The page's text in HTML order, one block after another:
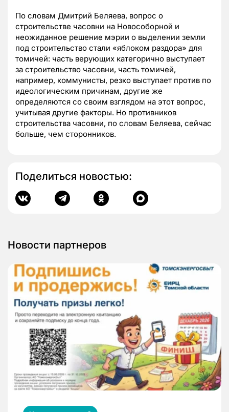
По словам Дмитрий Беляева, вопрос о
строительстве часовни на Новособорной и
неожиданное решение мэрии о выделении земли
под строительство стали «яблоком раздора» для
томичей: часть верующих категорично выступает
за строительство часовни, часть томичей,
например, коммунисты, резко выступает против по
идеологическим причинам, другие же
определяются со своим взглядом на этот вопрос,
учитывая другие факторы. Но противников
строительства часовни, по словам Беляева, сейчас
больше, чем сторонников.
Поделиться новостью:
Новости партнеров